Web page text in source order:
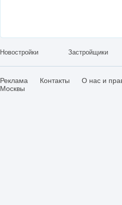
Новостройки Застройщики
Реклама Контакты О нас и
Москвы